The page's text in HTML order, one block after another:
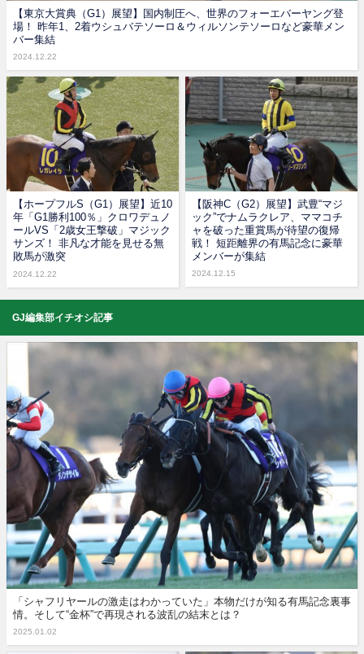
【東京大賞典（G1）展望】国内制圧へ、世界のフォーエバーヤング登
場！ 昨年1、2着ウシュバテソーロ＆ウィルソンテソーロなど豪華メン
バー集結
2024.12.22
【ホープフルS（G1）展望】近10
年「G1勝利100％」クロワデュノ
ールVS「2歳女王撃破」マジック
サンズ！ 非凡な才能を見せる無
敗馬が激突
2024.12.22
【阪神C（G2）展望】武豊“マジ
ック”でナムラクレア、ママコチ
ャを破った重賞馬が待望の復帰
戦！ 短距離界の有馬記念に豪華
メンバーが集結
2024.12.15
GJ編集部イチオシ記事
「シャフリヤールの激走はわかっていた」本物だけが知る有馬記念裏事
情。そして“金杯”で再現される波乱の結末とは？
2025.01.02